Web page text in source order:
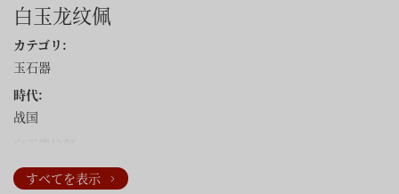
白玉龙纹佩
カテゴリ:
玉石器
時代:
战国
白玉龍紋佩
すべてを表示